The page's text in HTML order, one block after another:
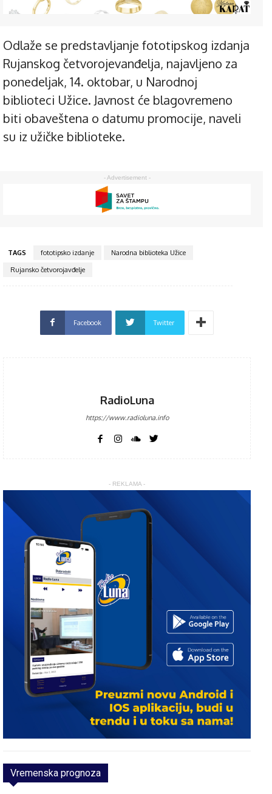
Odlaže se predstavljanje fototipskog izdanja
Rujanskog četvorojevanđelja, najavljeno za
ponedeljak, 14. oktobar, u Narodnoj
biblioteci Užice. Javnost će blagovremeno
biti obaveštena o datumu promocije, naveli
su iz užičke biblioteke.
- Advertisement -
TAGS fototipsko izdanje
Narodna biblioteka Užice
Rujansko četvorojavđelje
Facebook Twitter
RadioLuna
https://www.radioluna.info
- REKLAMA -
Vremenska prognoza